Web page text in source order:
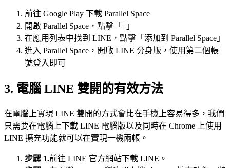
前往 Google Play 下載 Parallel Space
開啟 Parallel Space，點擊「+」
在應用列表中找到 LINE，點擊「添加到 Parallel Space」
進入 Parallel Space，開啟 LINE 分身版，使用第二個帳
號登入即可
3. 電腦 LINE 雙開的有效方法
在電腦上實現 LINE 雙開的方式會比在手機上容易得多，我們
只需要在電腦上下載 LINE 電腦版以及同時在 Chrome 上使用
LINE 擴充功能就可以在實現一機兩帳。
步驟 1.前往 LINE 官方網站下載 LINE。